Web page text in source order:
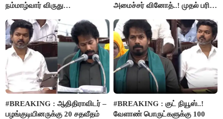
நம்மாழ்வார் விருது
அமைச்சர் வினோத்..! முதல் பரிசு
#BREAKING : ஆதிதிராவிடர் –
பழங்குடியினருக்கு 20 சதவீதம்
#BREAKING : குட் நியூஸ்..!
வேளாண் பொருட்களுக்கு 100